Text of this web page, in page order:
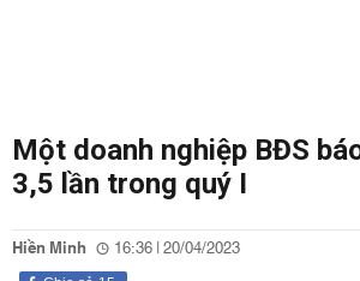
Một doanh nghiệp BĐS
3,5 lần trong quý I
Hiền Minh 16:36 | 20/04/2023